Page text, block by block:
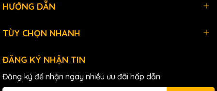
HƯỚNG DẪN
TÙY CHỌN NHANH
ĐĂNG KÝ NHẬN TIN
Đăng ký để nhận ngay nhiều ưu đãi hấp dẫn